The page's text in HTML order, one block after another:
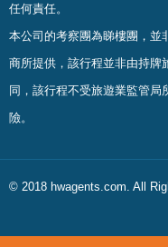
任何責任。
本公司的考察團為睇樓團，並
商所提供，該行程並非由持牌
同，該行程不受旅遊業監管局
險。
© 2018 hwagents.com. All